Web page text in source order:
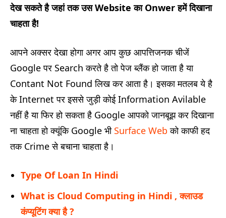
देख सकते है जहां तक उस Website का Onwer हमें दिखाना
चाहता है!
आपने अक्सर देखा होगा अगर आप कुछ आपत्तिजनक चीजें
Google पर Search करते है तो पेज ब्लैंक हो जाता है या
Contant Not Found लिख कर आता है। इसका मतलब ये है
के Internet पर इससे जुड़ी कोई Information Avilable
नहीं है या फिर हो सकता है Google आपको जानबूझ कर दिखाना
ना चाहता हो क्यूंकि Google भी Surface Web को काफी हद
तक Crime से बचाना चाहता है।
Type Of Loan In Hindi
What is Cloud Computing in Hindi , क्लाउड
कंप्यूटिंग क्‍या है ?